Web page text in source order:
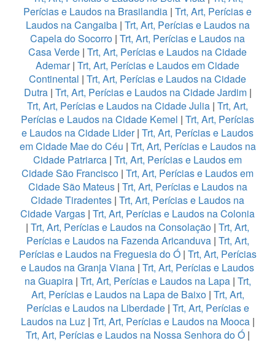
Perícias e Laudos na Brasilandia | Trt, Art, Perícias e
Laudos na Cangaiba| Trt, Art, Perícias e Laudos na
Capela do Socorro | Trt, Art, Perícias e Laudos na
Casa Verde | Trt, Art, Perícias e Laudos na Cidade
Ademar| Trt, Art, Perícias e Laudos em Cidade
Continental | Trt, Art, Perícias e Laudos na Cidade
Dutra | Trt, Art, Perícias e Laudos na Cidade Jardim|
Trt, Art, Perícias e Laudos na Cidade Julia | Trt, Art,
Perícias e Laudos na Cidade Kemel | Trt, Art, Perícias
e Laudos na Cidade Lider| Trt, Art, Perícias e Laudos
em Cidade Mae do Céu | Trt, Art, Perícias e Laudos na
Cidade Patriarca | Trt, Art, Perícias e Laudos em
Cidade São Francisco | Trt, Art, Perícias e Laudos em
Cidade São Mateus| Trt, Art, Perícias e Laudos na
Cidade Tiradentes | Trt, Art, Perícias e Laudos na
Cidade Vargas | Trt, Art, Perícias e Laudos na Colonia
| Trt, Art, Perícias e Laudos na Consolação | Trt, Art,
Perícias e Laudos na Fazenda Aricanduva| Trt, Art,
Perícias e Laudos na Freguesia do Ó| Trt, Art, Perícias
e Laudos na Granja Viana | Trt, Art, Perícias e Laudos
na Guapira| Trt, Art, Perícias e Laudos na Lapa| Trt,
Art, Perícias e Laudos na Lapa de Baixo | Trt, Art,
Perícias e Laudos na Liberdade | Trt, Art, Perícias e
Laudos na Luz| Trt, Art, Perícias e Laudos na Mooca|
Trt, Art, Perícias e Laudos na Nossa Senhora do Ó|